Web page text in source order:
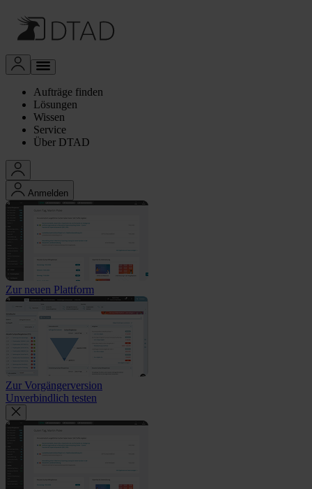
Aufträge finden
Lösungen
Wissen
Service
Über DTAD
Anmelden
Zur neuen Plattform
Zur Vorgängerversion
Unverbindlich testen